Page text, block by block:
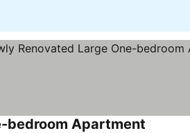
bedroom Apartment